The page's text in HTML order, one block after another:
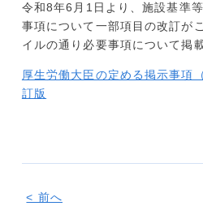
令和8年6月1日より、施設基準
事項について一部項目の改訂が
イルの通り必要事項について掲
厚生労働大臣の定める掲示事項
訂版
< 前へ